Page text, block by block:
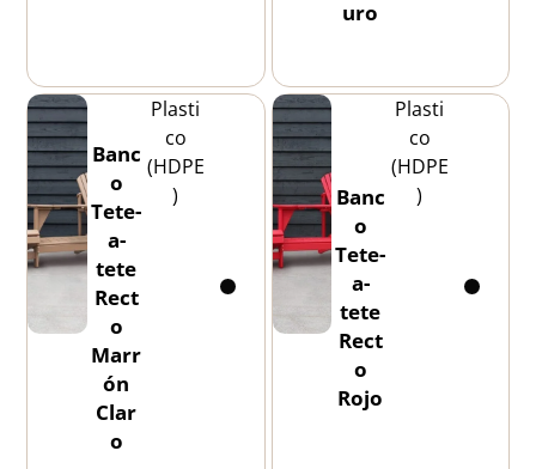
uro
Banc
o
Tete-
a-
tete
Rect
o
Marr
ón
Clar
o
Plasti
co
(HDPE
)
Banc
o
Tete-
a-
tete
Rect
o
Rojo
Plasti
co
(HDPE
)